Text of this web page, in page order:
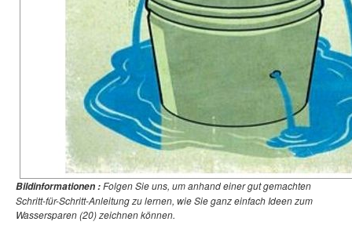
Bildinformationen :Folgen Sie uns, um anhand einer gut gemachten
Schritt-für-Schritt-Anleitung zu lernen, wie Sie ganz einfach Ideen zum
Wassersparen (20) zeichnen können.